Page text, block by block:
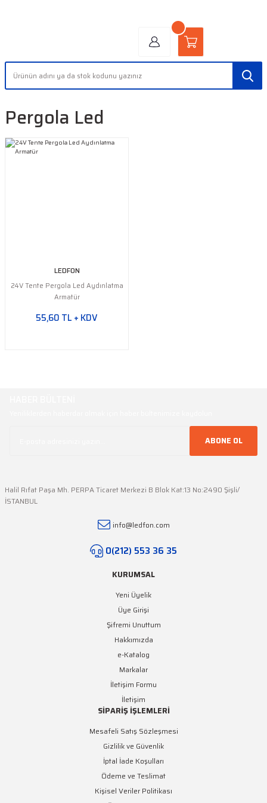
Pergola Led
LEDFON
24V Tente Pergola Led Aydınlatma
Armatür
55,60 TL + KDV
ABONE OL
Halil Rıfat Paşa Mh. PERPA Ticaret Merkezi B Blok Kat:13 No:2490 Şişli/
İSTANBUL
info@ledfon.com
0(212) 553 36 35
KURUMSAL
Yeni Üyelik
Üye Girişi
Şifremi Unuttum
Hakkımızda
e-Katalog
Markalar
İletişim Formu
İletişim
SİPARİŞ İŞLEMLERİ
Mesafeli Satış Sözleşmesi
Gizlilik ve Güvenlik
İptal İade Koşulları
Ödeme ve Teslimat
Kişisel Veriler Politikası